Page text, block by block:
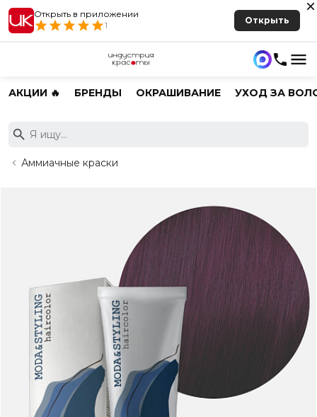
Открыть в приложении
1
Открыть
АКЦИИ 🔥 БРЕНДЫ ОКРАШИВАНИЕ УХОД ЗА
Аммиачные краски